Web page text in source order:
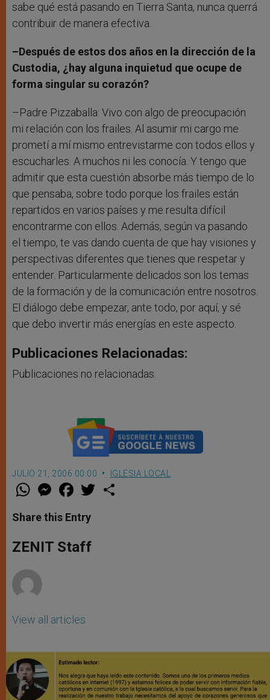
sabe qué está pasando en Tierra Santa, nunca querrá
contribuir de manera efectiva.
–Después de estos dos años en la dirección de la
Custodia, ¿hay alguna inquietud que ocupe de
forma singular su corazón?
–Padre Pizzaballa: Vivo con algo de preocupación
mi relación con los frailes. Al asumir mi cargo me
prometí a mí mismo entrevistarme con todos ellos y
escucharles. A muchos ni les conocía. Y tengo que
admitir que esta cuestión absorbe más tiempo de lo
que pensaba, sobre todo porque los frailes están
repartidos en varios países y me resulta difícil
encontrarme con ellos. Además, según va pasando
el tiempo, te vas dando cuenta de que hay visiones y
perspectivas diferentes que tienes que respetar y
entender. Particularmente delicados son los temas
de la formación y de la comunicación entre nosotros.
El diálogo debe empezar, ante todo, por aquí, y sé
que debo invertir más energías en este aspecto.
Publicaciones Relacionadas:
Publicaciones no relacionadas.
JULIO 21, 2006 00:00 IGLESIA LOCAL
W
t
s
p
p
M
e
s
e
g
e
F
a
e
b
o
k
w
Share this Entry
ZENIT Staff
View all articles